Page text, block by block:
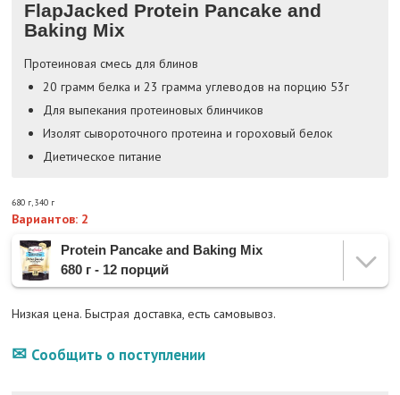
FlapJacked Protein Pancake and
Baking Mix
Протеиновая смесь для блинов
20 грамм белка и 23 грамма углеводов на порцию 53г
Для выпекания протеиновых блинчиков
Изолят сывороточного протеина и гороховый белок
Диетическое питание
680 г,340 г
Вариантов: 2
Protein Pancake and Baking Mix
680 г - 12 порций
Низкая цена. Быстрая доставка, есть самовывоз.
Сообщить о поступлении